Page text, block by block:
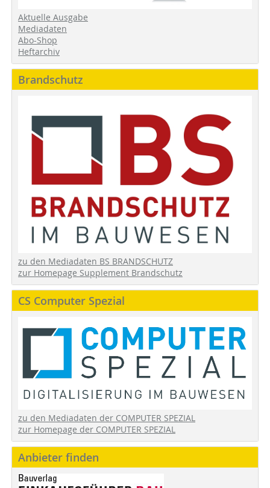
Aktuelle Ausgabe
Mediadaten
Abo-Shop
Heftarchiv
Brandschutz
zu den Mediadaten BS BRANDSCHUTZ
zur Homepage Supplement Brandschutz
CS Computer Spezial
zu den Mediadaten der COMPUTER SPEZIAL
zur Homepage der COMPUTER SPEZIAL
Anbieter finden